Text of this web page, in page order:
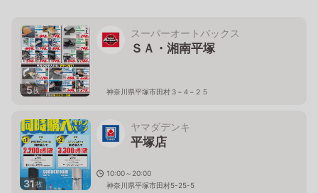
5枚
スーパーオートバックス
ＳＡ・湘南平塚
神奈川県平塚市田村３−４−２５
31枚
ヤマダデンキ
平塚店
10:00～20:00
神奈川県平塚市田村5-25-5